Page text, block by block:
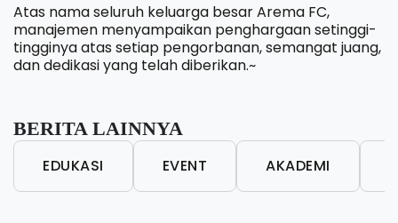
Atas nama seluruh keluarga besar Arema FC,
manajemen menyampaikan penghargaan setinggi-
tingginya atas setiap pengorbanan, semangat juang,
dan dedikasi yang telah diberikan.~
BERITA LAINNYA
EDUKASI EVENT AKADEMI